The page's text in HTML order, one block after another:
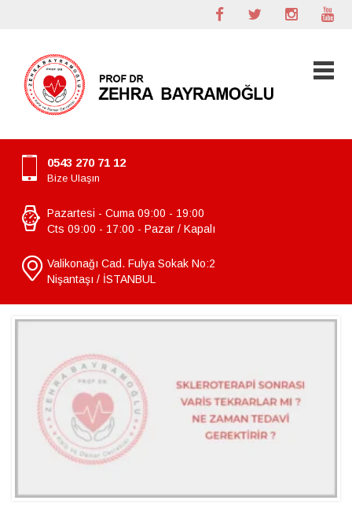
0543 270 71 12
Bize Ulaşın
Pazartesi - Cuma 09:00 - 19:00
Cts 09:00 - 17:00 - Pazar / Kapalı
Valikonağı Cad. Fulya Sokak No:2
Nişantaşı / İSTANBUL